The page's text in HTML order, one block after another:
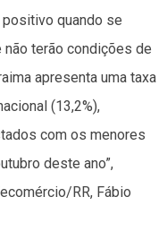
positivo quando se
terão condições de
apresenta uma taxa
(13,2%),
com os menores
deste ano”,
RR, Fábio